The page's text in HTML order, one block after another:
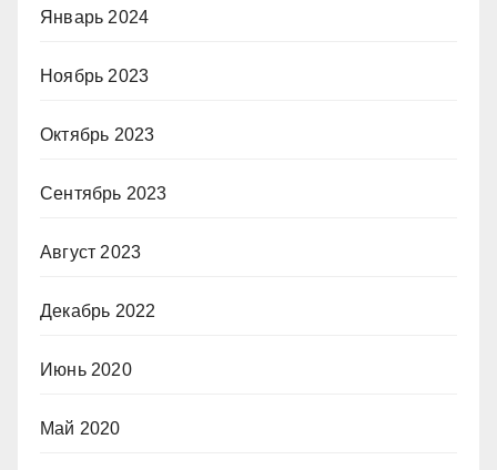
Январь 2024
Ноябрь 2023
Октябрь 2023
Сентябрь 2023
Август 2023
Декабрь 2022
Июнь 2020
Май 2020